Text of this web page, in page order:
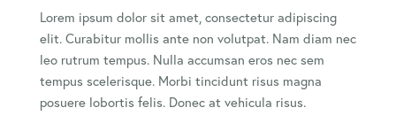
Lorem ipsum dolor sit amet, consectetur adipiscing
elit. Curabitur mollis ante non volutpat. Nam diam nec
leo rutrum tempus. Nulla accumsan eros nec sem
tempus scelerisque. Morbi tincidunt risus magna
posuere lobortis felis. Donec at vehicula risus.